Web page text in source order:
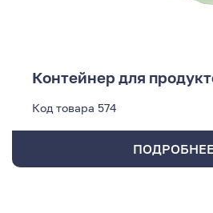
Контейнер для
Код товара 574